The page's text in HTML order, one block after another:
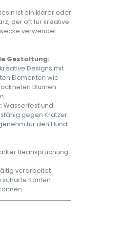
ist ein klarer oder
der oft für kreative
verwendet
Gestaltung:
Designs mit
Elementen wie
Blumen
Wasserfest und
gegen Kratzer.
für den Hund
Beanspruchung
verarbeitet
Kanten